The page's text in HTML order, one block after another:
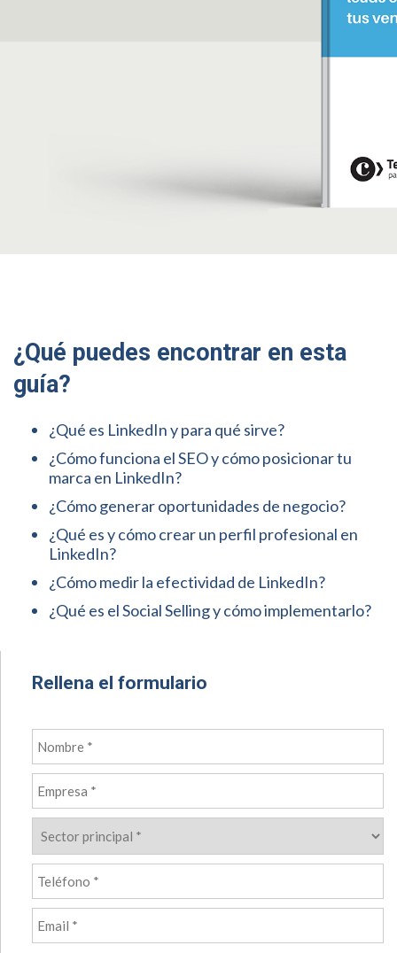
¿Qué puedes encontrar en esta
guía?
¿Qué es LinkedIn y para qué sirve?
¿Cómo funciona el SEO y cómo posicionar tu
marca en LinkedIn?
¿Cómo generar oportunidades de negocio?
¿Qué es y cómo crear un perfil profesional en
LinkedIn?
¿Cómo medir la efectividad de LinkedIn?
¿Qué es el Social Selling y cómo implementarlo?
Rellena el formulario